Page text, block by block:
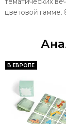
цветовой гамме.
В ЕВРОПЕ